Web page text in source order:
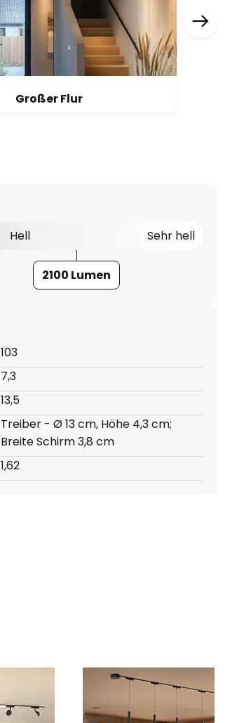
Großer Flur
Hell Sehr hell
2100 Lumen
103
7,3
13,5
Treiber - Ø 13 cm, Höhe 4,3 cm;
Breite Schirm 3,8 cm
1,62